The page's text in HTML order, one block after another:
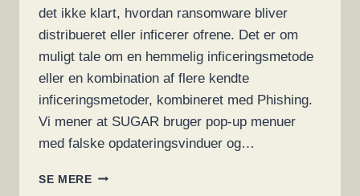
det ikke klart, hvordan ransomware bliver
distribueret eller inficerer ofrene. Det er om
muligt tale om en hemmelig inficeringsmetode
eller en kombination af flere kendte
inficeringsmetoder, kombineret med Phishing.
Vi mener at SUGAR bruger pop-up menuer
med falske opdateringsvinduer og…
SE MERERANSOMWARE